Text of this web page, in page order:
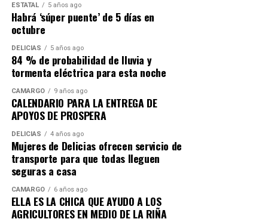
ESTATAL 5 años ago
Habrá ‘súper puente’ de 5 días en
octubre
DELICIAS 5 años ago
84 % de probabilidad de lluvia y
tormenta eléctrica para esta noche
CAMARGO 9 años ago
CALENDARIO PARA LA ENTREGA DE
APOYOS DE PROSPERA
DELICIAS 4 años ago
Mujeres de Delicias ofrecen servicio de
transporte para que todas lleguen
seguras a casa
CAMARGO 6 años ago
ELLA ES LA CHICA QUE AYUDO A LOS
AGRICULTORES EN MEDIO DE LA RIÑA